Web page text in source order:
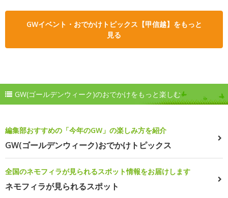
GWイベント・おでかけトピックス【甲信越】をもっと
見る
GW(ゴールデンウィーク)のおでかけをもっと楽しむ
編集部おすすめの「今年のGW」の楽しみ方を紹介
GW(ゴールデンウィーク)おでかけトピックス
全国のネモフィラが見られるスポット情報をお届けします
ネモフィラが見られるスポット